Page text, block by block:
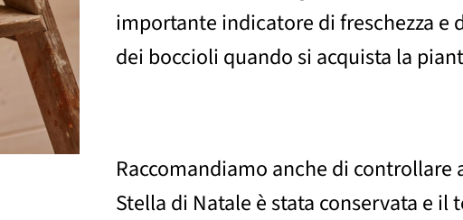
importante indicatore di freschezza e
dei boccioli quando si acquista la
Raccomandiamo anche di
Stella di Natale è stata conservata e il